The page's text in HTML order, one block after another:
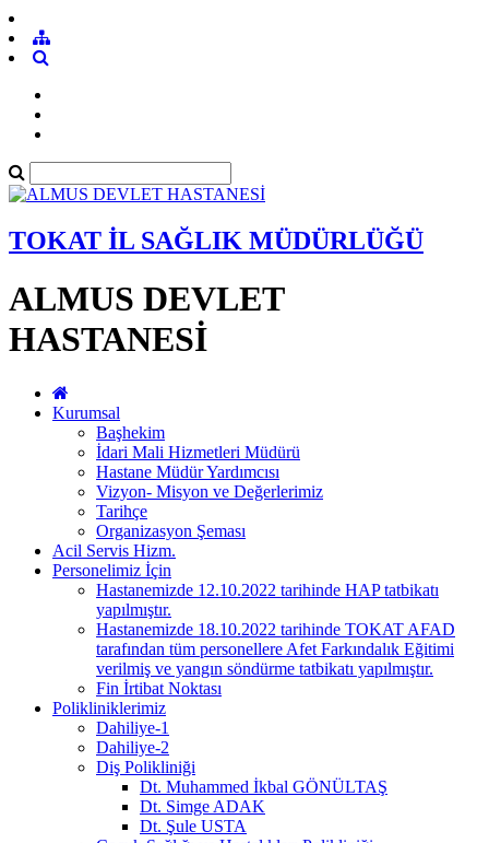
TOKAT İL SAĞLIK MÜDÜRLÜĞÜ
ALMUS DEVLET
HASTANESİ
Kurumsal
Başhekim
İdari Mali Hizmetleri Müdürü
Hastane Müdür Yardımcısı
Vizyon- Misyon ve Değerlerimiz
Tarihçe
Organizasyon Şeması
Acil Servis Hizm.
Personelimiz İçin
Hastanemizde 12.10.2022 tarihinde HAP tatbikatı
yapılmıştır.
Hastanemizde 18.10.2022 tarihinde TOKAT AFAD
tarafından tüm personellere Afet Farkındalık Eğitimi
verilmiş ve yangın söndürme tatbikatı yapılmıştır.
Fin İrtibat Noktası
Polikliniklerimiz
Dahiliye-1
Dahiliye-2
Diş Polikliniği
Dt. Muhammed İkbal GÖNÜLTAŞ
Dt. Simge ADAK
Dt. Şule USTA